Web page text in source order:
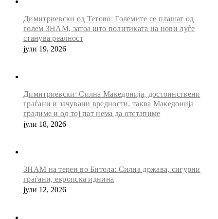
Димитриевски од Тетово: Големите се плашат од
голем ЗНАМ, затоа што политиката на нови луѓе
станува реалност
јули 19, 2026
Димитриевски: Силна Македонија, достоинствени
граѓани и зачувани вредности, таква Македонија
градиме и од тој пат нема да отстапиме
јули 18, 2026
ЗНАМ на терен во Битола: Силна држава, сигурни
граѓани, европска иднина
јули 12, 2026